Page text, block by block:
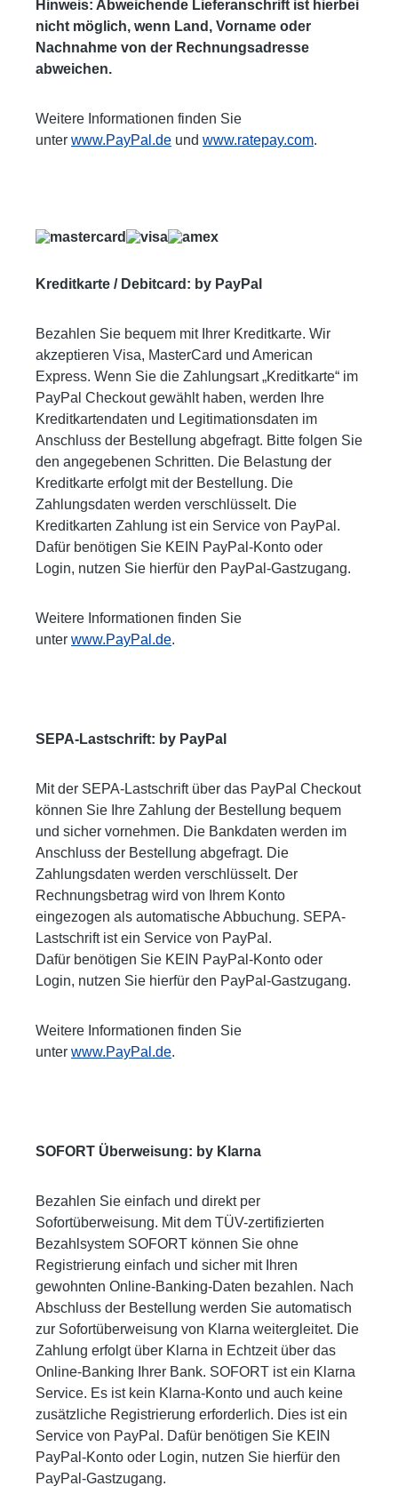
Hinweis: Abweichende Lieferanschrift ist hierbei
nicht möglich, wenn Land, Vorname oder
Nachnahme von der Rechnungsadresse
abweichen.
Weitere Informationen finden Sie
unter www.PayPal.de und www.ratepay.com.
Kreditkarte / Debitcard: by PayPal
Bezahlen Sie bequem mit Ihrer Kreditkarte. Wir
akzeptieren Visa, MasterCard und American
Express. Wenn Sie die Zahlungsart „Kreditkarte“ im
PayPal Checkout gewählt haben, werden Ihre
Kreditkartendaten und Legitimationsdaten im
Anschluss der Bestellung abgefragt. Bitte folgen Sie
den angegebenen Schritten. Die Belastung der
Kreditkarte erfolgt mit der Bestellung. Die
Zahlungsdaten werden verschlüsselt. Die
Kreditkarten Zahlung ist ein Service von PayPal.
Dafür benötigen Sie KEIN PayPal-Konto oder
Login, nutzen Sie hierfür den PayPal-Gastzugang.
Weitere Informationen finden Sie
unter www.PayPal.de.
SEPA-Lastschrift: by PayPal
Mit der SEPA-Lastschrift über das PayPal Checkout
können Sie Ihre Zahlung der Bestellung bequem
und sicher vornehmen. Die Bankdaten werden im
Anschluss der Bestellung abgefragt. Die
Zahlungsdaten werden verschlüsselt. Der
Rechnungsbetrag wird von Ihrem Konto
eingezogen als automatische Abbuchung. SEPA-
Lastschrift ist ein Service von PayPal.
Dafür benötigen Sie KEIN PayPal-Konto oder
Login, nutzen Sie hierfür den PayPal-Gastzugang.
Weitere Informationen finden Sie
unter www.PayPal.de.
SOFORT Überweisung: by Klarna
Bezahlen Sie einfach und direkt per
Sofortüberweisung. Mit dem TÜV-zertifizierten
Bezahlsystem SOFORT können Sie ohne
Registrierung einfach und sicher mit Ihren
gewohnten Online-Banking-Daten bezahlen. Nach
Abschluss der Bestellung werden Sie automatisch
zur Sofortüberweisung von Klarna weitergleitet. Die
Zahlung erfolgt über Klarna in Echtzeit über das
Online-Banking Ihrer Bank. SOFORT ist ein Klarna
Service. Es ist kein Klarna-Konto und auch keine
zusätzliche Registrierung erforderlich. Dies ist ein
Service von PayPal. Dafür benötigen Sie KEIN
PayPal-Konto oder Login, nutzen Sie hierfür den
PayPal-Gastzugang.